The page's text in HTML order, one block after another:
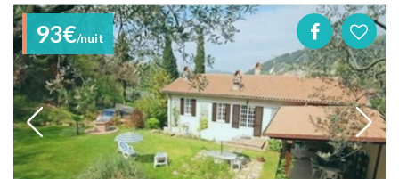
93€/nuit